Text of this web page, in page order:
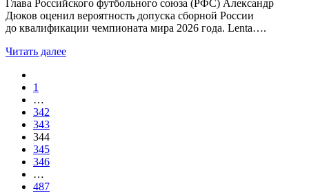
Глава Российского футбольного союза (РФС) Александр
Дюков оценил вероятность допуска сборной России
до квалификации чемпионата мира 2026 года. Lenta….
Читать далее
1
…
342
343
344
345
346
…
487